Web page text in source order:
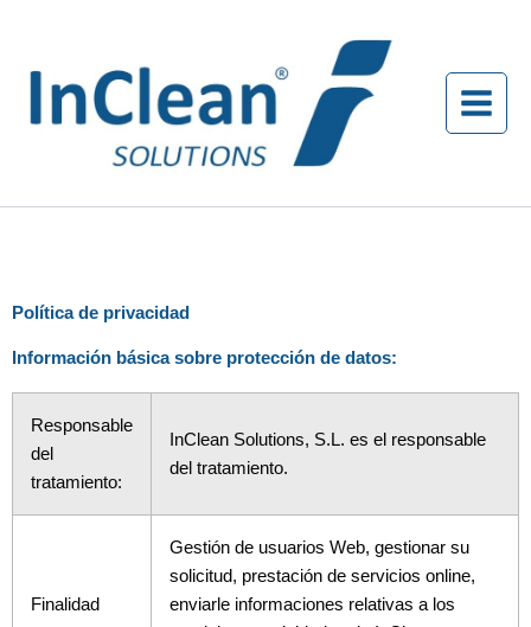
contenido
Política de privacidad
Información básica sobre protección de datos:
Responsable
del
tratamiento:
InClean Solutions, S.L. es el responsable
del tratamiento.
Finalidad
Gestión de usuarios Web, gestionar su
solicitud, prestación de servicios online,
enviarle informaciones relativas a los